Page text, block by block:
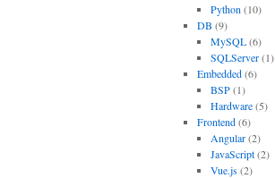
Python (10)
DB (9)
MySQL(6)
SQLServer(1)
Embedded(6)
BSP(1)
Hardware(5)
Frontend(6)
Angular(2)
JavaScript(2)
Vue.js(2)